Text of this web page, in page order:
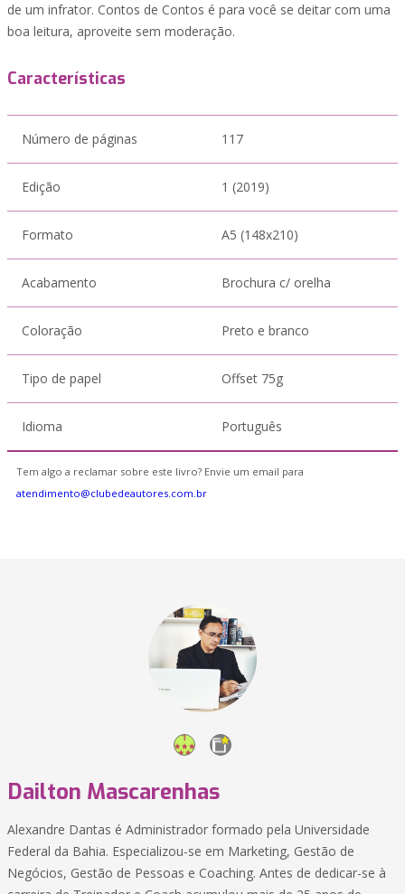
de um infrator. Contos de Contos é para você se deitar com uma
boa leitura, aproveite sem moderação.
Características
Número de páginas 117
Edição 1 (2019)
Formato A5 (148x210)
Acabamento Brochura c/ orelha
Coloração Preto e branco
Tipo de papel Offset 75g
Idioma Português
Tem algo a reclamar sobre este livro? Envie um email para
atendimento@clubedeautores.com.br
Dailton Mascarenhas
Alexandre Dantas é Administrador formado pela Universidade
Federal da Bahia. Especializou-se em Marketing, Gestão de
Negócios, Gestão de Pessoas e Coaching. Antes de dedicar-se à